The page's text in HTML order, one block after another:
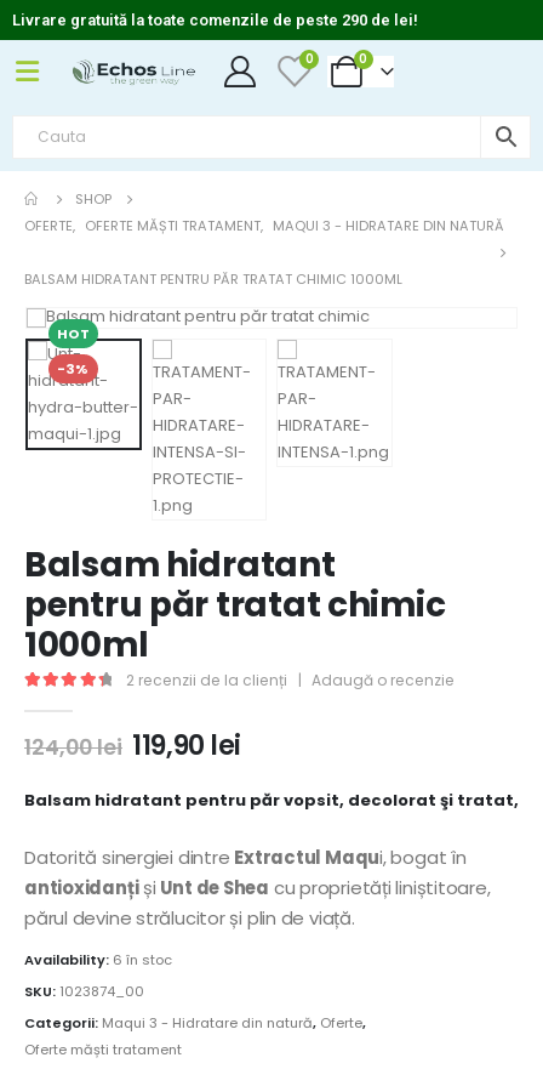
Livrare gratuită la toate comenzile de peste 290 de lei!
0 0
SHOP
OFERTE, OFERTE MĂȘTI TRATAMENT, MAQUI 3 - HIDRATARE DIN NATURĂ
BALSAM HIDRATANT PENTRU PĂR TRATAT CHIMIC 1000ML
HOT
-3%
Balsam hidratant
pentru păr tratat chimic
1000ml
2 recenzii de la clienți | Adaugă o recenzie
124,00lei 119,90 lei
Balsam hidratant pentru păr vopsit, decolorat şi tratat,
Datorită sinergiei dintre Extractul Maqui, bogat în
antioxidanțiși Unt de Shea cu proprietăți liniștitoare,
părul devine strălucitor și plin de viață.
Availability: 6 în stoc
SKU: 1023874_00
Categorii: Maqui 3 - Hidratare din natură, Oferte,
Oferte măști tratament